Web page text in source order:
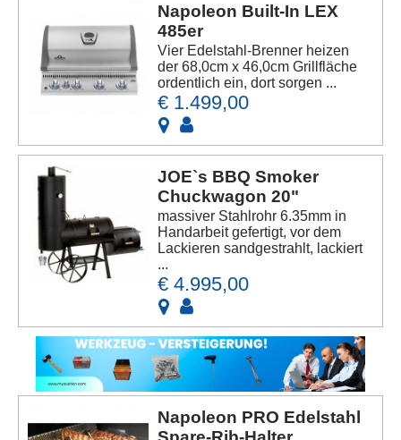
Napoleon Built-In LEX
485er
Vier Edelstahl-Brenner heizen
der 68,0cm x 46,0cm Grillfläche
ordentlich ein, dort sorgen ...
€ 1.499,00
JOE`s BBQ Smoker
Chuckwagon 20"
massiver Stahlrohr 6.35mm in
Handarbeit gefertigt, vor dem
Lackieren sandgestrahlt, lackiert
...
€ 4.995,00
Napoleon PRO Edelstahl